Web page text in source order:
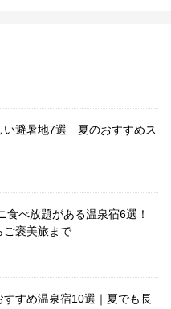
い避暑地7選 夏のおすすめス
食べ放題がある温泉宿6選！
ご褒美旅まで
すめ温泉宿10選｜夏でも長